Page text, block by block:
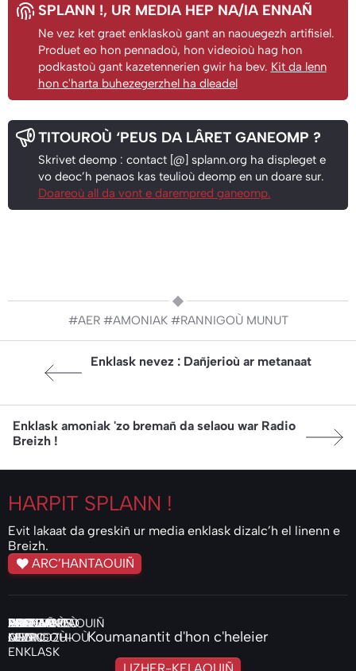
SPLANN !, UR MEDIA HEP NA/IA ENNAÑ
Ne vez ket graet enklaskoù gant an naouegezh artifisiel.
Produet eo hon pennadoù, hon videoioù hag hon
podkastoù gant kazetennerien gwir ha bev. Kit da lenn
hon c'harta buhezegerzhel ha dleadel
TITOUROÙ ‘PEUS DA LÂRET GANEOMP ?
Skrivet deomp : contact [@] splann.org ha displeget e
vo deoc’h penaos kas teulioù deomp en un doare sur.
Doareoù all da vont e darempred ganeomp.
#AER #AMONIAK #RANNIGOÙ MUNUT
Article précédent:
Enklask nevez : Dañjerioù ar metanaat
Article suivant:
Enklask amoniak 'zo bremañ da selaou war Radio
Breizh !
HARPIT SPLANN !
Evit lakaat da greskiñ ur media enklask dizalc’h el linenn e
Breizh.
ARC’HANTAOUIÑ
ENKLASKOÙ
KELEIER
VIDEOIOÙ
PODCASTS
AUDIO
PRENAÑ
LEVRIGOÙ-
ENKLASK
PIV
OMP
HOR
MENNOZHIOÙ
ARC’HANTAOUIÑ
DAREMPRED
Koumanantit d'hon c'heleier